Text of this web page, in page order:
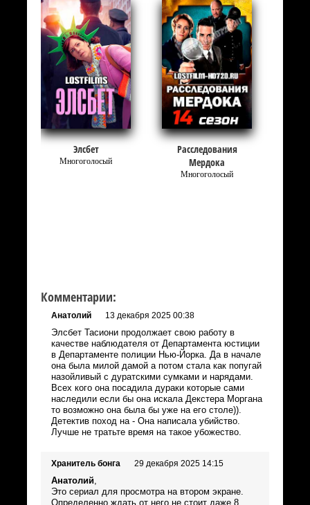
Элсбет
Многоголосый
Расследования
Мердока
Многоголосый
Комментарии:
Анатолий 13 декабря 2025 00:38
Элсбет Тасиони продолжает свою работу в
качестве наблюдателя от Департамента юстиции
в Департаменте полиции Нью-Йорка. Да в начале
она была милой дамой а потом стала как попугай
назойливый с дуратскими сумками и нарядами.
Всех кого она посадила дураки которые сами
наследили если бы она искала Декстера Моргана
то возможно она была бы уже на его столе)).
Детектив поход на - Она написала убийство.
Лучше не тратьте время на такое убожество.
Хранитель бонга 29 декабря 2025 14:15
Анатолий,
Это сериал для просмотра на втором экране.
Определенно ждать от него не стоит даже 8